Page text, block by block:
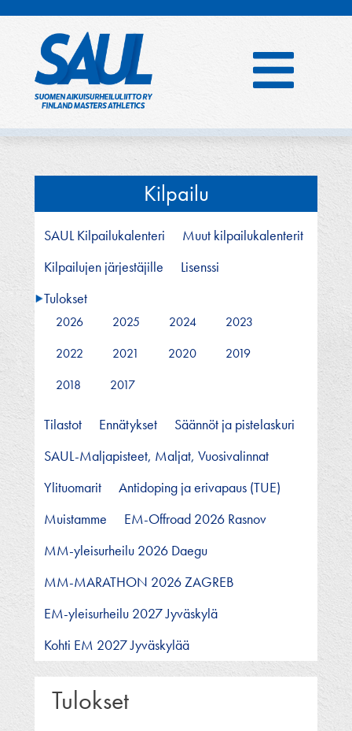
Kilpailu
SAUL Kilpailukalenteri
Muut kilpailukalenterit
Kilpailujen järjestäjille
Lisenssi
Tulokset
2026 2025 2024
2023
2022
2021 2020
2019
2018
2017
Tilastot Ennätykset
Säännöt ja pistelaskuri
SAUL-Maljapisteet, Maljat, Vuosivalinnat
Ylituomarit
Antidoping ja erivapaus (TUE)
Muistamme
EM-Offroad 2026 Rasnov
MM-yleisurheilu 2026 Daegu
MM-MARATHON 2026 ZAGREB
EM-yleisurheilu 2027 Jyväskylä
Kohti EM 2027 Jyväskylää
Tulokset